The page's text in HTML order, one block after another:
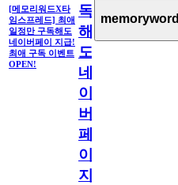
[메모리워드X타
임스프레드] 최애
일정만 구독해도
네이버페이 지급!
최애 구독 이벤트
OPEN!
독
해
도
네
이
버
페
이
지
memoryword